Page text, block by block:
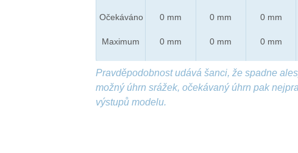
Očekáváno
Maximum
0 mm
0 mm
0 mm
0 mm
0 mm
0 mm
Pravděpodobnost udává šanci, že spadne
možný úhrn srážek, očekávaný úhrn pak
výstupů modelu.